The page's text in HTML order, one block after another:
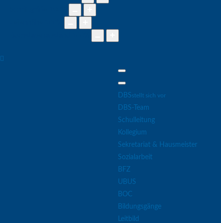
DBSstellt sich vor
DBS-Team
Schulleitung
Kollegium
Sekretariat & Hausmeister
Sozialarbeit
BFZ
UBUS
BOC
Bildungsgänge
Leitbild